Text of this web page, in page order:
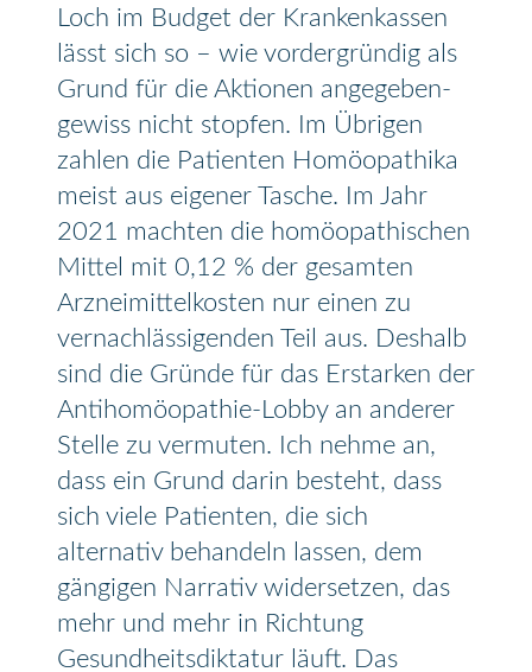
Loch im Budget der Krankenkassen
lässt sich so – wie vordergründig als
Grund für die Aktionen angegeben-
gewiss nicht stopfen. Im Übrigen
zahlen die Patienten Homöopathika
meist aus eigener Tasche. Im Jahr
2021 machten die homöopathischen
Mittel mit 0,12 % der gesamten
Arzneimittelkosten nur einen zu
vernachlässigenden Teil aus. Deshalb
sind die Gründe für das Erstarken der
Antihomöopathie-Lobby an anderer
Stelle zu vermuten. Ich nehme an,
dass ein Grund darin besteht, dass
sich viele Patienten, die sich
alternativ behandeln lassen, dem
gängigen Narrativ widersetzen, das
mehr und mehr in Richtung
Gesundheitsdiktatur läuft. Das